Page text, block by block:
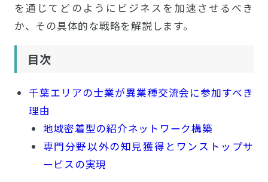
を通じてどのようにビジネスを加速させるべき
か、その具体的な戦略を解説します。
目次
千葉エリアの士業が異業種交流会に参加すべき
理由
地域密着型の紹介ネットワーク構築
専門分野以外の知見獲得とワンストップサ
ービスの実現